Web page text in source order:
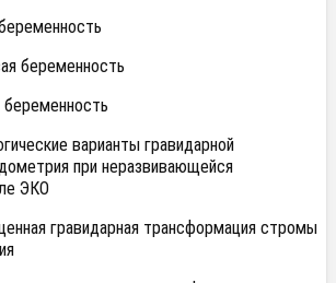
беременность
варианты гравидарной
при неразвивающейся
ЭКО
гравидарная трансформация стромы